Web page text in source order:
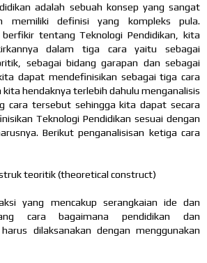
adalah sebuah konsep yang sangat
memiliki definisi yang kompleks pula.
tentang Teknologi Pendidikan, kita
dalam tiga cara yaitu sebagai
sebagai bidang garapan dan sebagai
dapat mendefinisikan sebagai tiga cara
hendaknya terlebih dahulu menganalisis
cara tersebut sehingga kita dapat secara
Teknologi Pendidikan sesuai dengan
Berikut penganalisisan ketiga cara
teoritik (theoretical construct)
yang mencakup serangkaian ide dan
cara bagaimana pendidikan dan
dilaksanakan dengan menggunakan